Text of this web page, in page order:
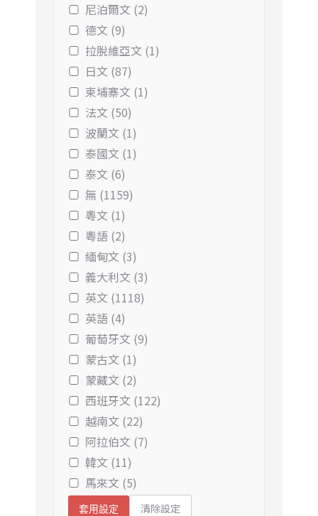
尼泊爾文 (2)
德文 (9)
拉脫維亞文 (1)
日文 (87)
柬埔寨文 (1)
法文 (50)
波蘭文 (1)
泰國文 (1)
泰文 (6)
無 (1159)
粵文 (1)
粵語 (2)
緬甸文 (3)
義大利文 (3)
英文 (1118)
英語 (4)
葡萄牙文 (9)
蒙古文 (1)
蒙藏文 (2)
西班牙文 (122)
越南文 (22)
阿拉伯文 (7)
韓文 (11)
馬來文 (5)
套用設定 清除設定